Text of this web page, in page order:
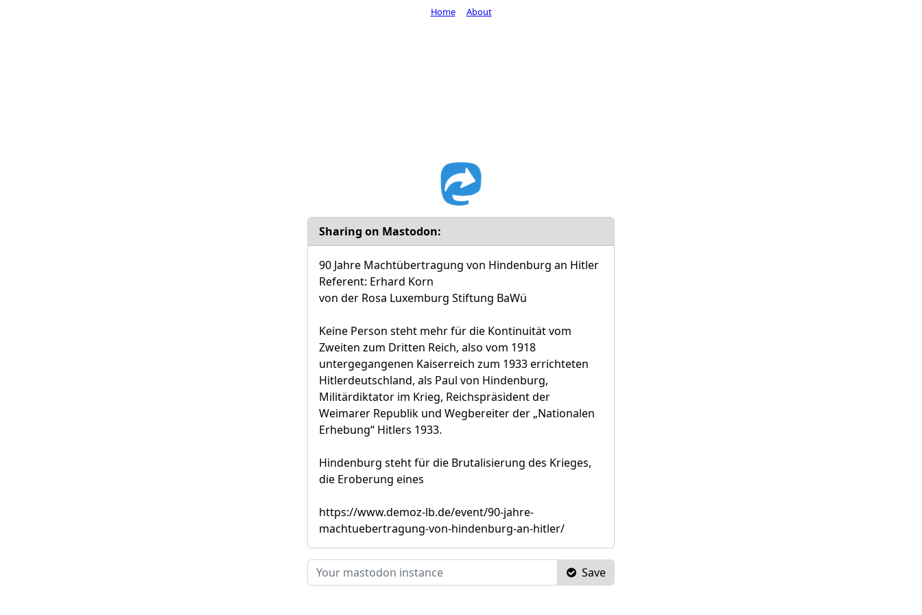
Sharing on Mastodon:
90 Jahre Machtübertragung von Hindenburg an Hitler
Referent: Erhard Korn
von der Rosa Luxemburg Stiftung BaWü
Keine Person steht mehr für die Kontinuität vom
Zweiten zum Dritten Reich, also vom 1918
untergegangenen Kaiserreich zum 1933 errichteten
Hitlerdeutschland, als Paul von Hindenburg,
Militärdiktator im Krieg, Reichspräsident der
Weimarer Republik und Wegbereiter der „Nationalen
Erhebung“ Hitlers 1933.
Hindenburg steht für die Brutalisierung des Krieges,
die Eroberung eines
https://www.demoz-lb.de/event/90-jahre-
machtuebertragung-von-hindenburg-an-hitler/
Save
Home About